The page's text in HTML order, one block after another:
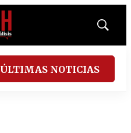
Mostrar
ÚLTIMAS NOTICIAS